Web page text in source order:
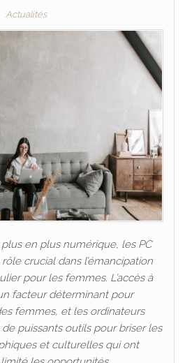
Actualités
en plus numérique, les PC
crucial dans l’émancipation
pour les femmes. L’accès à
facteur déterminant pour
femmes, et les ordinateurs
puissants outils pour briser les
et culturelles qui ont